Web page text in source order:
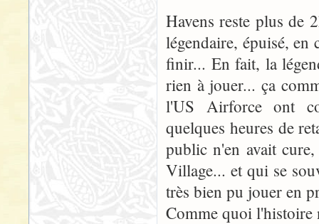
Havens reste plus de
légendaire, épuisé,
finir... En fait, la
rien à jouer... ça
l'US Airforce ont
quelques heures de
public n'en avait
Village... et qui se
très bien pu jouer en
Comme quoi l'histoire